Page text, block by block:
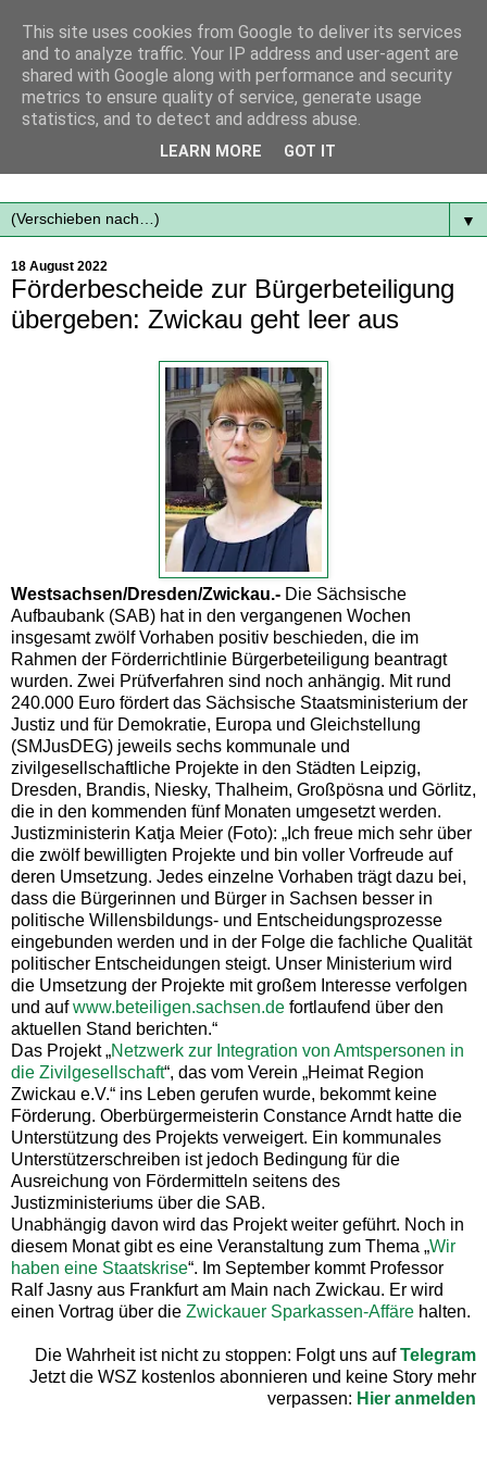
Mit frischen Themen aus der Region immer auf dem
▼
18 August 2022
Förderbescheide zur Bürgerbeteiligung
übergeben: Zwickau geht leer aus
Westsachsen/Dresden/Zwickau.- Die Sächsische
Aufbaubank (SAB) hat in den vergangenen Wochen
insgesamt zwölf Vorhaben positiv beschieden, die im
Rahmen der Förderrichtlinie Bürgerbeteiligung beantragt
wurden. Zwei Prüfverfahren sind noch anhängig. Mit rund
240.000 Euro fördert das Sächsische Staatsministerium der
Justiz und für Demokratie, Europa und Gleichstellung
(SMJusDEG) jeweils sechs kommunale und
zivilgesellschaftliche Projekte in den Städten Leipzig,
Dresden, Brandis, Niesky, Thalheim, Großpösna und Görlitz,
die in den kommenden fünf Monaten umgesetzt werden.
Justizministerin Katja Meier (Foto): „Ich freue mich sehr über
die zwölf bewilligten Projekte und bin voller Vorfreude auf
deren Umsetzung. Jedes einzelne Vorhaben trägt dazu bei,
dass die Bürgerinnen und Bürger in Sachsen besser in
politische Willensbildungs- und Entscheidungsprozesse
eingebunden werden und in der Folge die fachliche Qualität
politischer Entscheidungen steigt. Unser Ministerium wird
die Umsetzung der Projekte mit großem Interesse verfolgen
und aufwww.beteiligen.sachsen.de fortlaufend über den
aktuellen Stand berichten.“
Das Projekt „Netzwerk zur Integration von Amtspersonen in
die Zivilgesellschaft“, das vom Verein „Heimat Region
Zwickau e.V.“ ins Leben gerufen wurde, bekommt keine
Förderung. Oberbürgermeisterin Constance Arndt hatte die
Unterstützung des Projekts verweigert. Ein kommunales
Unterstützerschreiben ist jedoch Bedingung für die
Ausreichung von Fördermitteln seitens des
Justizministeriums über die SAB.
Unabhängig davon wird das Projekt weiter geführt. Noch in
diesem Monat gibt es eine Veranstaltung zum Thema „Wir
haben eine Staatskrise“. Im September kommt Professor
Ralf Jasny aus Frankfurt am Main nach Zwickau. Er wird
einen Vortrag über die Zwickauer Sparkassen-Affäre halten.
Die Wahrheit ist nicht zu stoppen: Folgt uns aufTelegram
Jetzt die WSZ kostenlos abonnieren und keine Story mehr
verpassen: Hier anmelden
This site uses cookies from Google to deliver its services
and to analyze traffic. Your IP address and user-agent are
shared with Google along with performance and security
metrics to ensure quality of service, generate usage
statistics, and to detect and address abuse.
LEARN MORE GOT IT